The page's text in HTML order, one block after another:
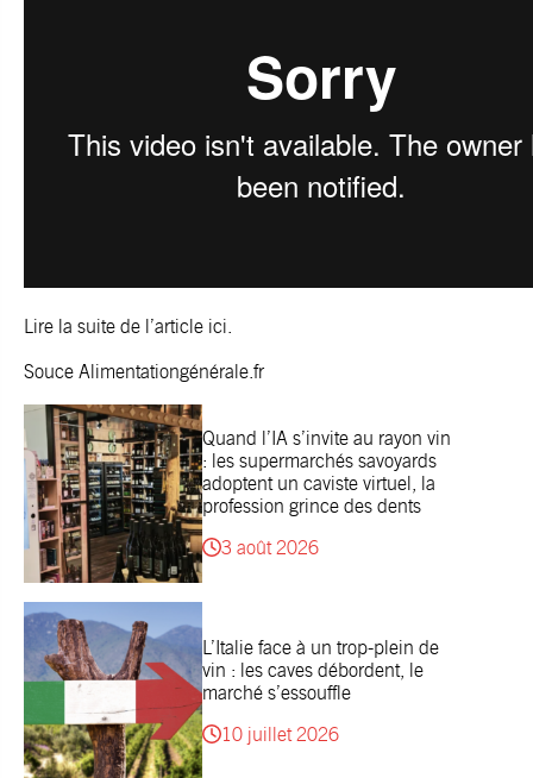
Lire la suite de l’article ici
Souce Alimentationgénérale.fr
Quand l’IA s’invite au rayon vin
: les supermarchés savoyards
adoptent un caviste virtuel, la
profession grince des dents
3 août 2026
L’Italie face à un trop-plein de
vin : les caves débordent, le
marché s’essouffle
10 juillet 2026